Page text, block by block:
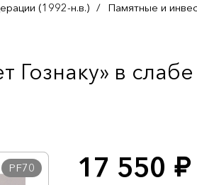
(1992-н.в.) / Памятные и
в слабе
PF70 17 550 руб.